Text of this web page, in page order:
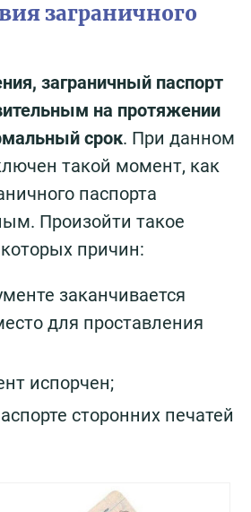
заграничного
заграничный паспорт
на протяжении
срок. При данном
такой момент, как
паспорта
Произойти такое
причин:
заканчивается
для проставления
испорчен;
сторонних печатей